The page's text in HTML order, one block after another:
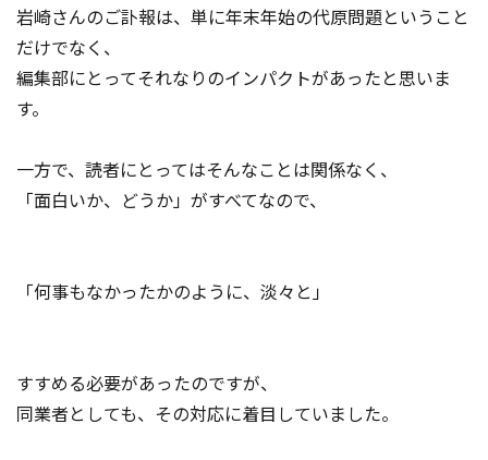
岩崎さんのご訃報は、単に年末年始の代原問題ということ
だけでなく、
編集部にとってそれなりのインパクトがあったと思いま
す。
一方で、読者にとってはそんなことは関係なく、
「面白いか、どうか」がすべてなので、
「何事もなかったかのように、淡々と」
すすめる必要があったのですが、
同業者としても、その対応に着目していました。